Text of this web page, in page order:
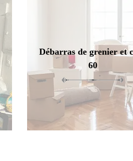
Débarras de grenier et
60